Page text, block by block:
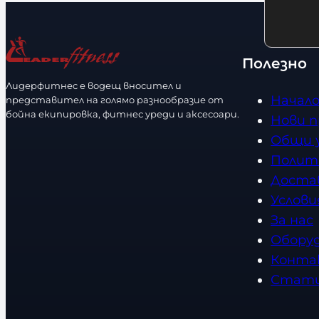
т
а
е
Лидерфитнес е водещ вносител и
представител на голямо разнообразие от
бойна екипировка, фитнес уреди и аксесоари.
Полезно
Начало
Нови
Общи
За нас